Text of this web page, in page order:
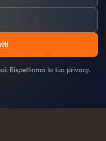
Rispettiamo la tua privacy.